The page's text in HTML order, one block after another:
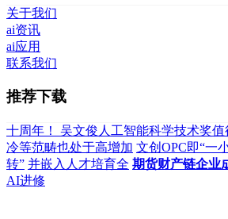
关于我们
ai资讯
ai应用
联系我们
推荐下载
十周年！ 吴文俊人工智能科学技术奖值
冷等范畴也处于高增加 文创OPC即“一
转” 并嵌入人才培育全 期货财产链企业
AI进修